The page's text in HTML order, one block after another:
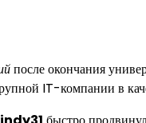
после окончания
IT-компании в